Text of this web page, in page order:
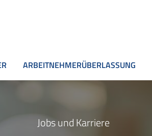
ARBEITNEHMERÜBERLASSUNG
Jobs und Karriere